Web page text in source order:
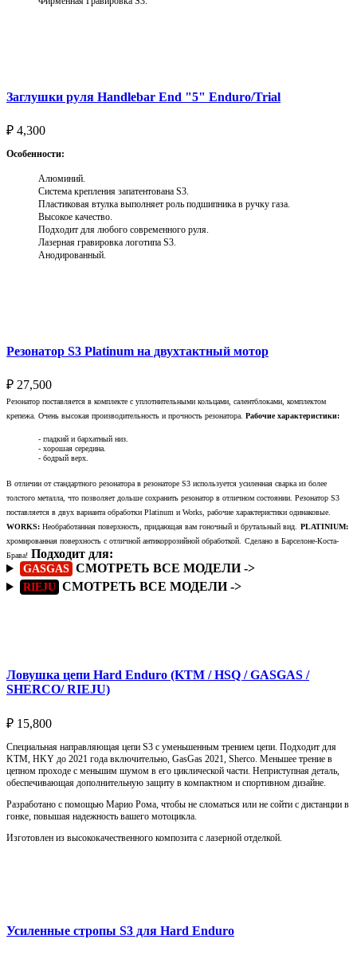
Заглушки руля Handlebar End "5" Enduro/Trial
₽ 4,300
Особенности:
Алюминий.
Система крепления запатентована S3.
Пластиковая втулка выполняет роль подшипника в ручку газа.
Высокое качество.
Подходит для любого современного руля.
Лазерная гравировка логотипа S3.
Анодированный.
Резонатор S3 Platinum на двухтактный мотор
₽ 27,500
Резонатор поставляется в комплекте с уплотнительными кольцами, салентблоками, комплектом
крепежа. Очень высокая производительность и прочность резонатора. Рабочие характеристики:
- гладкий и бархатный низ.
- хорошая середина.
- бодрый верх.
В отличии от стандартного резонатора в резонаторе S3 используется усиленная сварка из более
толстого металла, что позволяет дольше сохранить резонатор в отличном состоянии. Резонатор S3
поставляется в двух варианта обработки Platinum и Works, рабочие характеристики одинаковые.
WORKS: Необработанная поверхность, придающая вам гоночный и брутальный вид. PLATINIUM:
хромированная поверхность с отличной антикоррозийной обработкой. Сделано в Барселоне-Коста-
Брава! Подходит для:
GASGAS СМОТРЕТЬ ВСЕ МОДЕЛИ ->
RIEJU СМОТРЕТЬ ВСЕ МОДЕЛИ ->
Ловушка цепи Hard Enduro (KTM / HSQ / GASGAS /
SHERCO/ RIEJU)
₽ 15,800
Специальная направляющая цепи S3 с уменьшенным трением цепи. Подходит для
KTM, HKY до 2021 года включительно, GasGas 2021, Sherco. Меньшее трение в
цепном проходе с меньшим шумом в его циклической части. Неприступная деталь,
обеспечивающая дополнительную защиту в компактном и спортивном дизайне.
Разработано с помощью Марио Рома, чтобы не сломаться или не сойти с дистанции в
гонке, повышая надежность вашего мотоцикла.
Изготовлен из высококачественного композита с лазерной отделкой.
Усиленные стропы S3 для Hard Enduro